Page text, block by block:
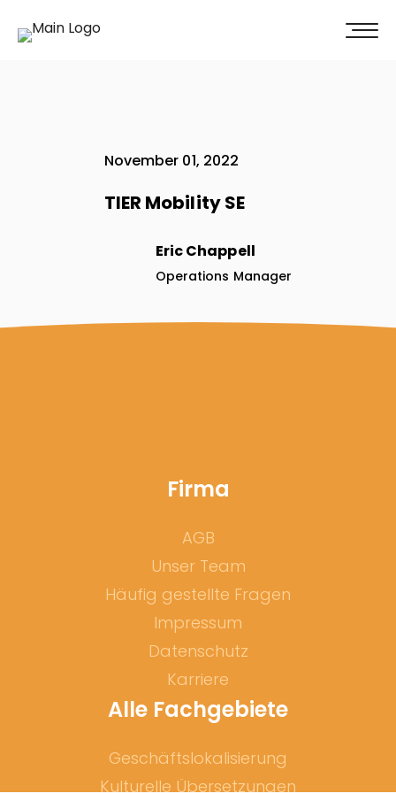
November 01, 2022
TIER Mobility SE
Eric Chappell
Operations Manager
Jetzt unverbindliches Angebot erhalten
Firma
AGB
Unser Team
Häufig gestellte Fragen
Impressum
Datenschutz
Karriere
Alle Fachgebiete
Geschäftslokalisierung
Kulturelle Übersetzungen